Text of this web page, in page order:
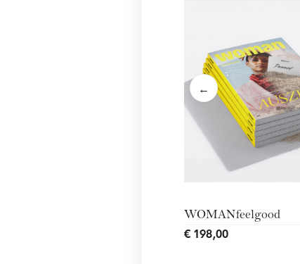
←
WOMANfeelgood
€ 198,00